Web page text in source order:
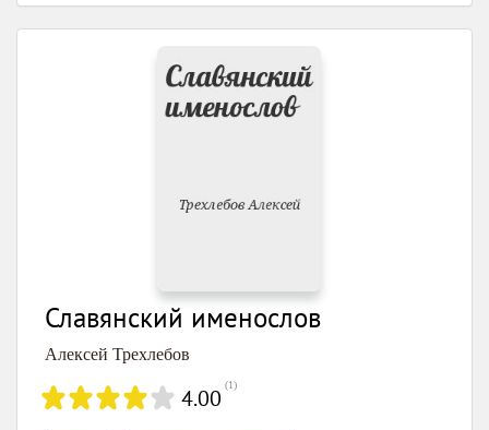
Славянский именослов
Алексей Трехлебов
4.00 (1)